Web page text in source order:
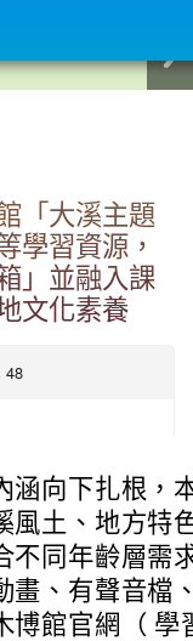
「大溪主題
學習資源，
」並融入課
文化素養
48
涵向下扎根，
風土、地方特
不同年齡層需
畫、有聲音檔
博館官網（